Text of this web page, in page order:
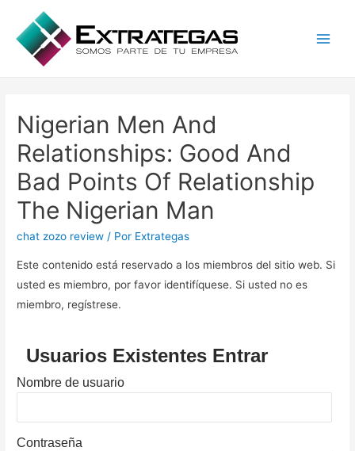
Nigerian Men And
Relationships: Good And
Bad Points Of Relationship
The Nigerian Man
chat zozo review / Por Extrategas
Este contenido está reservado a los miembros del sitio web. Si
usted es miembro, por favor identifíquese. Si usted no es
miembro, regístrese.
Usuarios Existentes Entrar
Nombre de usuario
Contraseña